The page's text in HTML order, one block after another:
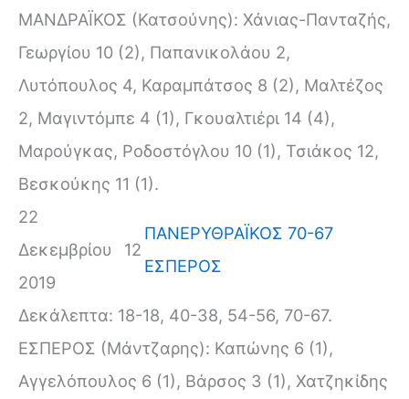
ΜΑΝΔΡΑΪΚΟΣ (Κατσούνης): Χάνιας-Πανταζής,
Γεωργίου 10 (2), Παπανικολάου 2,
Λυτόπουλος 4, Καραμπάτσος 8 (2), Μαλτέζος
2, Μαγιντόμπε 4 (1), Γκουαλτιέρι 14 (4),
Μαρούγκας, Ροδοστόγλου 10 (1), Τσιάκος 12,
Βεσκούκης 11 (1).
22
Δεκεμβρίου
2019
12
ΠΑΝΕΡΥΘΡΑΪΚΟΣ 70-67
ΕΣΠΕΡΟΣ
Δεκάλεπτα: 18-18, 40-38, 54-56, 70-67.
ΕΣΠΕΡΟΣ (Μάντζαρης): Καπώνης 6 (1),
Αγγελόπουλος 6 (1), Βάρσος 3 (1), Χατζηκίδης